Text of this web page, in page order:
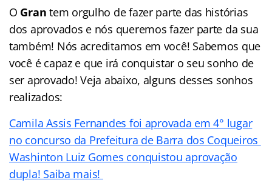
O Gran tem orgulho de fazer parte das histórias
dos aprovados e nós queremos fazer parte da sua
também! Nós acreditamos em você! Sabemos que
você é capaz e que irá conquistar o seu sonho de
ser aprovado! Veja abaixo, alguns desses sonhos
realizados:
Camila Assis Fernandes foi aprovada em 4° lugar
no concurso da Prefeitura de Barra dos Coqueiros
Washinton Luiz Gomes conquistou aprovação
dupla! Saiba mais!